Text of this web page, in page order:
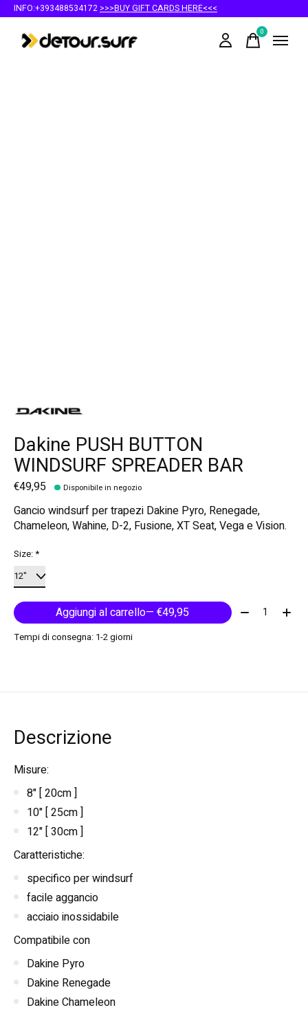
INFO:+393488534172 >>>BUY GIFT CARDS HERE<<<
0items
Dakine PUSH BUTTON
WINDSURF SPREADER BAR
€49,95 Disponibile in negozio
Gancio windsurf per trapezi Dakine Pyro, Renegade,
Chameleon, Wahine, D-2, Fusione, XT Seat, Vega e Vision.
Size:*
Aggiungi al carrello — €49,95 Quantità:
Tempi di consegna: 1-2 giorni
Descrizione
Misure:
8" [ 20cm ]
10" [ 25cm ]
12" [ 30cm ]
Caratteristiche:
specifico per windsurf
facile aggancio
acciaio inossidabile
Compatibile con
Dakine Pyro
Dakine Renegade
Dakine Chameleon